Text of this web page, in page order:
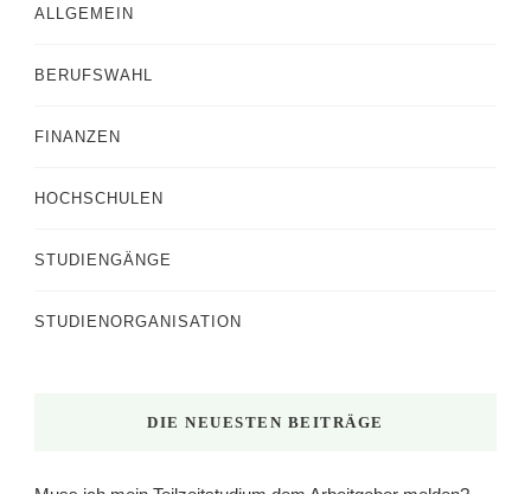
ALLGEMEIN
BERUFSWAHL
FINANZEN
HOCHSCHULEN
STUDIENGÄNGE
STUDIENORGANISATION
DIE NEUESTEN BEITRÄGE